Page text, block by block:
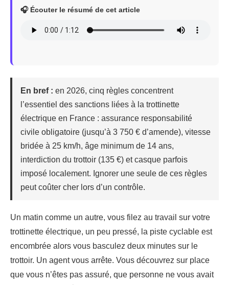
🎧 Écouter le résumé de cet article
En bref : en 2026, cinq règles concentrent
l’essentiel des sanctions liées à la trottinette
électrique en France : assurance responsabilité
civile obligatoire (jusqu’à 3 750 € d’amende), vitesse
bridée à 25 km/h, âge minimum de 14 ans,
interdiction du trottoir (135 €) et casque parfois
imposé localement. Ignorer une seule de ces règles
peut coûter cher lors d’un contrôle.
Un matin comme un autre, vous filez au travail sur votre
trottinette électrique, un peu pressé, la piste cyclable est
encombrée alors vous basculez deux minutes sur le
trottoir. Un agent vous arrête. Vous découvrez sur place
que vous n’êtes pas assuré, que personne ne vous avait